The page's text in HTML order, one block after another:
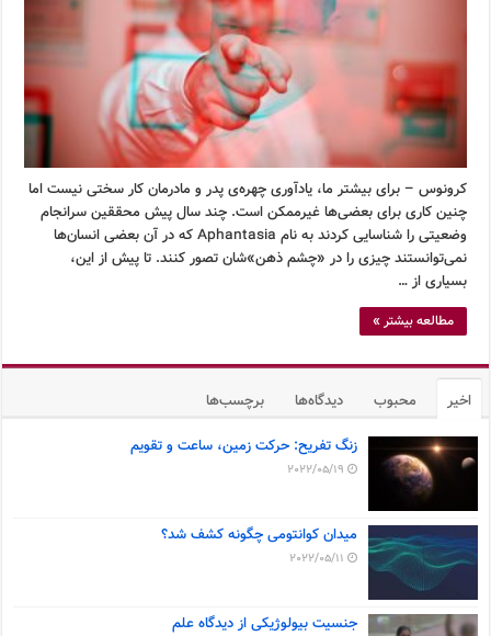
کرونوس – برای بیشتر ما، یادآوری چهره‌ی پدر و مادرمان کار سختی نیست اما
چنین کاری برای بعضی‌ها غیرممکن است. چند سال پیش محققین سرانجام
وضعیتی را شناسایی کردند به نام Aphantasia که در آن بعضی انسان‌ها
نمی‌توانستند چیزی را در «چشم ذهن»شان تصور کنند. تا پیش از این،
بسیاری از …
مطالعه بیشتر »
اخیر محبوب دیدگاه‌ها برچسب‌ها
زنگ تفریح: حرکت زمین، ساعت و تقویم
2022/05/19
میدان کوانتومی چگونه کشف شد؟
2022/05/11
جنسیت بیولوژیکی از دیدگاه علم